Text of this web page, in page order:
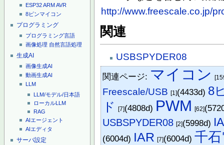
ESP32ARMAVR
8ピンマイコン
プログラミング
プログラミング言語
画像処理 自然言語処理
生成AI
画像生成AI
動画生成AI
LLM
LLM/モデル/日本語
ローカルLLM
RAG
AIエージェント
AIエディタ
サーバ設定
http://www.freescale.co.jp/
関連
USBSPYDER08
関連ページ: マイコン
Freescale/USB [1](4433d) 8
ド [7](4808d) PWM [62]
USBSPYDER08 [2](5998d)
(6004d) IAR [7](6004d)千